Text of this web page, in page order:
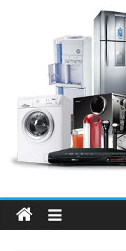
Elektro
OK
–
nejlepší